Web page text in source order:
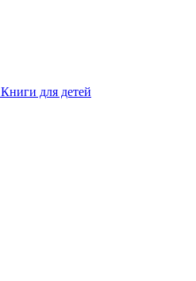
Книги для детей